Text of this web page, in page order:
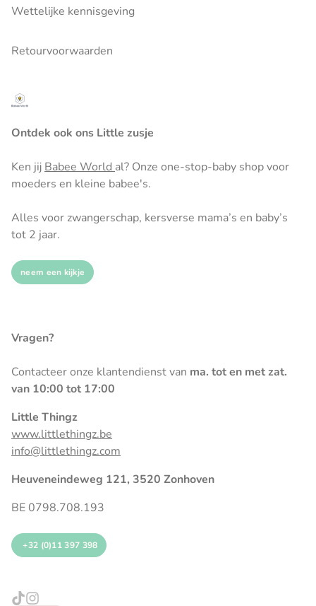
Wettelijke kennisgeving
Retourvoorwaarden
Ontdek ook ons Little zusje
Ken jij Babee World al? Onze one-stop-baby shop voor
moeders en kleine babee's.
Alles voor zwangerschap, kersverse mama’s en baby’s
tot 2 jaar.
neem een kijkje
Vragen?
Contacteer onze klantendienst van ma. tot en met zat.
van 10:00 tot 17:00
Little Thingz
www.littlethingz.be
info@littlethingz.com
Heuveneindeweg 121, 3520 Zonhoven
BE 0798.708.193
+32 (0)11 397 398